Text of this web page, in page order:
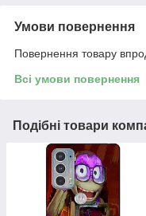
Умови повернення
Повернення товару
Всі умови повернення
Подібні товари